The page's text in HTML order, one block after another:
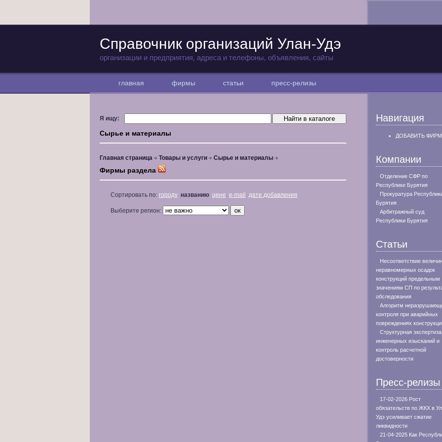
Справочник организаций Улан-Удэ
организации и предприятия, адреса и телефоны, объявления, сайты
главная фирмы статьи пресс-релизы
Я ищу:
Сырье и материалы
Главная страница Товары и услуги Сырье и материалы
Фирмы раздела
Сортировать по: городу названию цене e-mail дате добавления
Выберите регион:
Навигация
ДОБАВИТЬ
Компании
Отделение СФР по
Республике Бурятия
Прокуратура
Бурятия
Арбитражный суд
Республики Бурятия
Статьи
Несоответствие
неравномерных осадок
конструкций предельным
значениям СП по
обследования
Алгоритм
контроля при аварийных
повреждениях
Структурная экспертиза
инженерных изысканий и
контроль расчетной
достоверности
Пресс-релизы
17-02-2026 Рост
обязательств по ЖКХ в
Удэ усиливает сжатие
ликвидности
21-04-2025 Как